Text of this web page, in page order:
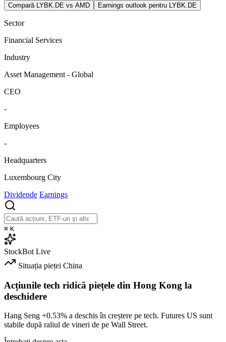
Compară LYBK.DE vs AMD
Earnings outlook pentru LYBK.DE
Sector
Financial Services
Industry
Asset Management - Global
CEO
-
Employees
-
Headquarters
Luxembourg City
Dividende Earnings
⌘ K
StockBot Live
Situația pieței China
Acțiunile tech ridică piețele din Hong Kong la
deschidere
Hang Seng +0.53% a deschis în creștere pe tech. Futures US sunt
stabile după raliul de vineri de pe Wall Street.